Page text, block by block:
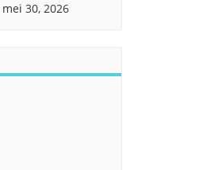
mei 30, 2026